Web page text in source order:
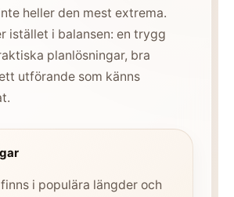
heller den mest extrema.
istället i balansen: en trygg
planlösningar, bra
utförande som känns
i populära längder och